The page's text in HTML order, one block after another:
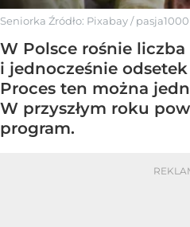
Seniorka Źródło: Pixabay/pasja1000
W Polsce rośnie
i jednocześnie
Proces ten można
W przyszłym roku
program.